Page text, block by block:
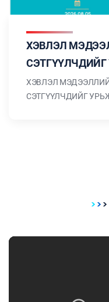
ХЭВЛЭЛ
ХЭВЛЭЛ
СЭТГҮҮЛЧДИЙГ